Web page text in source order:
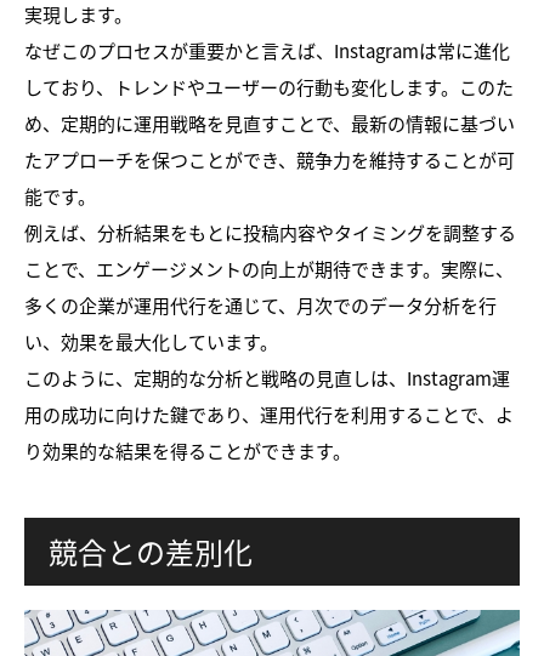
実現します。
なぜこのプロセスが重要かと言えば、Instagramは常に進化
しており、トレンドやユーザーの行動も変化します。このた
め、定期的に運用戦略を見直すことで、最新の情報に基づい
たアプローチを保つことができ、競争力を維持することが可
能です。
例えば、分析結果をもとに投稿内容やタイミングを調整する
ことで、エンゲージメントの向上が期待できます。実際に、
多くの企業が運用代行を通じて、月次でのデータ分析を行
い、効果を最大化しています。
このように、定期的な分析と戦略の見直しは、Instagram運
用の成功に向けた鍵であり、運用代行を利用することで、よ
り効果的な結果を得ることができます。
競合との差別化